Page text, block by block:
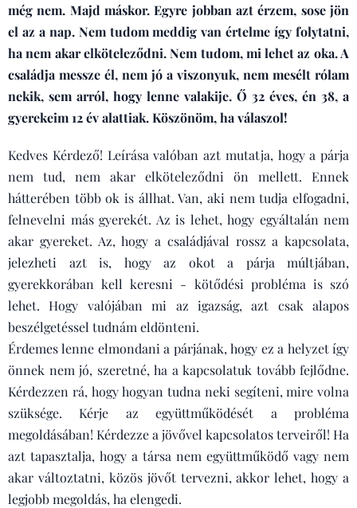
még nem. Majd máskor. Egyre jobban azt érzem, sose jön
el az a nap. Nem tudom meddig van értelme így folytatni,
ha nem akar elköteleződni. Nem tudom, mi lehet az oka. A
családja messze él, nem jó a viszonyuk, nem mesélt rólam
nekik, sem arról, hogy lenne valakije. Ő 32 éves, én 38, a
gyerekeim 12 év alattiak. Köszönöm, ha válaszol!
Kedves Kérdező! Leírása valóban azt mutatja, hogy a párja
nem tud, nem akar elköteleződni ön mellett. Ennek
hátterében több ok is állhat. Van, aki nem tudja elfogadni,
felnevelni más gyerekét. Az is lehet, hogy egyáltalán nem
akar gyereket. Az, hogy a családjával rossz a kapcsolata,
jelezheti azt is, hogy az okot a párja múltjában,
gyerekkorában kell keresni - kötődési probléma is szó
lehet. Hogy valójában mi az igazság, azt csak alapos
beszélgetéssel tudnám eldönteni.
Érdemes lenne elmondani a párjának, hogy ez a helyzet így
önnek nem jó, szeretné, ha a kapcsolatuk tovább fejlődne.
Kérdezzen rá, hogy hogyan tudna neki segíteni, mire volna
szüksége. Kérje az együttműködését a probléma
megoldásában! Kérdezze a jövővel kapcsolatos terveiről! Ha
azt tapasztalja, hogy a társa nem együttműködő vagy nem
akar változtatni, közös jövőt tervezni, akkor lehet, hogy a
legjobb megoldás, ha elengedi.